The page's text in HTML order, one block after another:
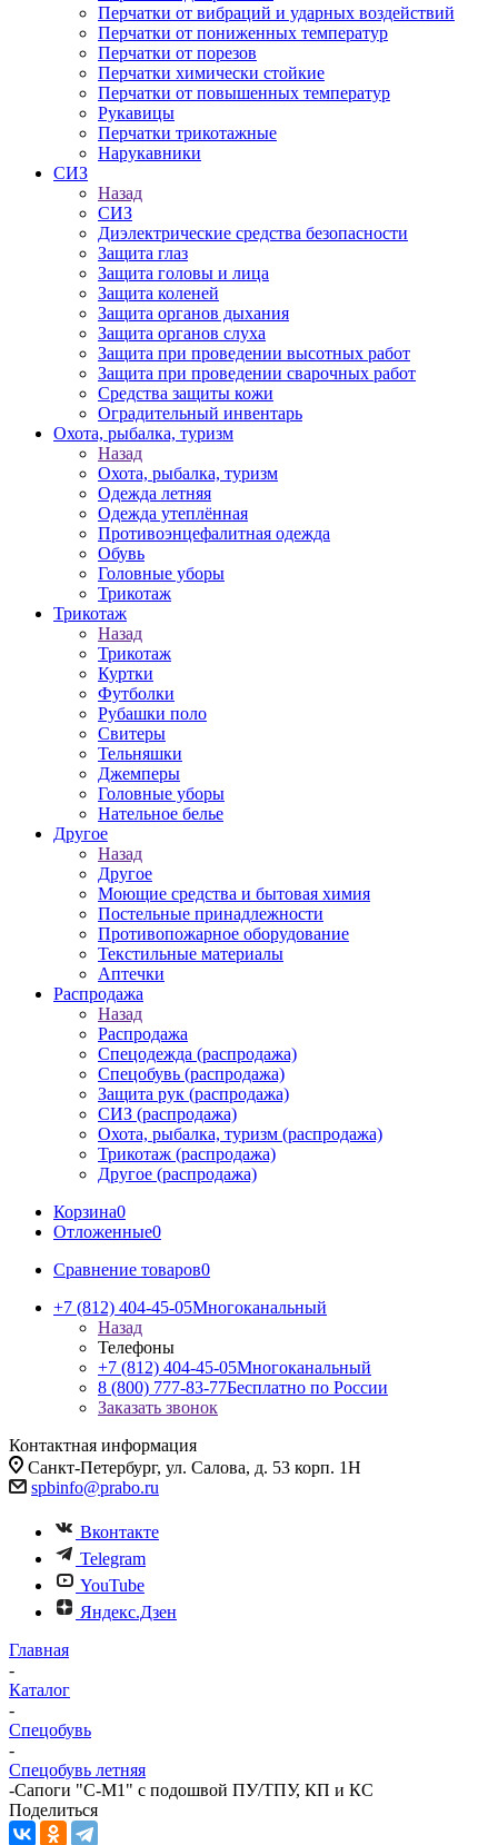
Перчатки от вибраций и ударных воздействий
Перчатки от пониженных температур
Перчатки от порезов
Перчатки химически стойкие
Перчатки от повышенных температур
Рукавицы
Перчатки трикотажные
Нарукавники
СИЗ
Назад
СИЗ
Диэлектрические средства безопасности
Защита глаз
Защита головы и лица
Защита коленей
Защита органов дыхания
Защита органов слуха
Защита при проведении высотных работ
Защита при проведении сварочных работ
Средства защиты кожи
Оградительный инвентарь
Охота, рыбалка, туризм
Назад
Охота, рыбалка, туризм
Одежда летняя
Одежда утеплённая
Противоэнцефалитная одежда
Обувь
Головные уборы
Трикотаж
Трикотаж
Назад
Трикотаж
Куртки
Футболки
Рубашки поло
Свитеры
Тельняшки
Джемперы
Головные уборы
Нательное белье
Другое
Назад
Другое
Моющие средства и бытовая химия
Постельные принадлежности
Противопожарное оборудование
Текстильные материалы
Аптечки
Распродажа
Назад
Распродажа
Спецодежда (распродажа)
Спецобувь (распродажа)
Защита рук (распродажа)
СИЗ (распродажа)
Охота, рыбалка, туризм (распродажа)
Трикотаж (распродажа)
Другое (распродажа)
Корзина0
Отложенные0
Сравнение товаров0
+7 (812) 404-45-05Многоканальный
Назад
Телефоны
+7 (812) 404-45-05Многоканальный
8 (800) 777-83-77Бесплатно по России
Заказать звонок
Контактная информация
Санкт-Петербург, ул. Салова, д. 53 корп. 1Н
spbinfo@prabo.ru
Вконтакте
Telegram
YouTube
Яндекс.Дзен
Главная
-
Каталог
-
Спецобувь
-
Спецобувь летняя
-Сапоги "С-М1" с подошвой ПУ/ТПУ, КП и КС
Поделиться